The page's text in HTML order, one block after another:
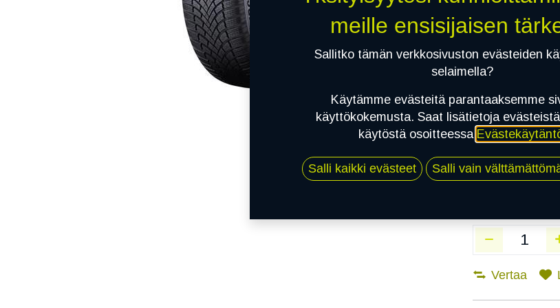
Mikäli valitset
1X 195/50R15 86H
EI ASENNUSTA
Vertaa
meille ensisijaisen
Sallitko tämän verkkosivuston evästeiden
selaimella?
Käytämme evästeitä parantaaksemme
käyttökokemusta. Saat lisätietoja
käytöstä osoitteessa
Salli kaikki evästeet Salli vain